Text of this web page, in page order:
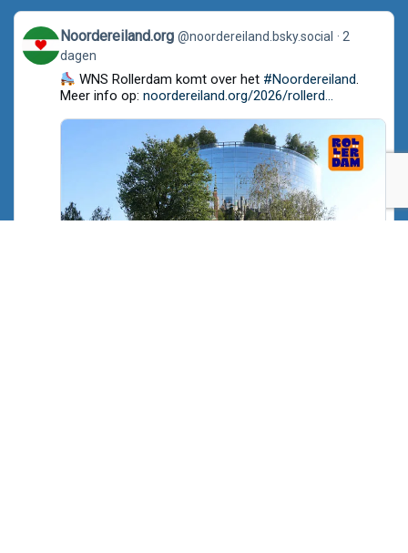
View
post
by
Noordereiland.org
Bluesky
Noordereiland.org @noordereiland.bsky.social
2
dagen
WNS Rollerdam komt over het #Noordereiland.
Meer info op: noordereiland.org/2026/rollerd...